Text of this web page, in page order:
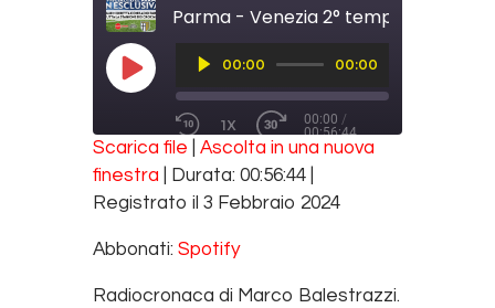
PLAY EPISODE
Player00:00 00:00
REWIND 10 SECONDS
1X
FAST FORWARD 30 SECONDS
00:00 /
00:56:44
SUBSCRIBE SHARE
Spotify
RSS FEED
SHARE
Scarica file
Ascolta in una nuova
finestra
Durata: 00:56:44
Registrato il 3 Febbraio 2024
Abbonati: Spotify
Radiocronaca di Marco Balestrazzi.